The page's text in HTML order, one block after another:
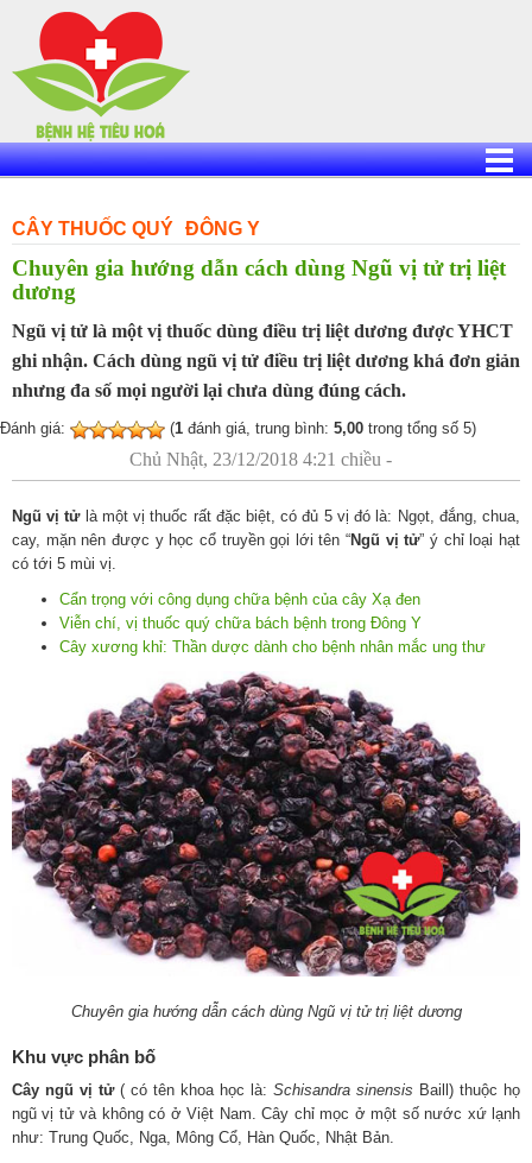
content
CÂY THUỐC QUÝ ĐÔNG Y
Chuyên gia hướng dẫn cách dùng Ngũ vị tử trị liệt
dương
Ngũ vị tử là một vị thuốc dùng điều trị liệt dương được YHCT
ghi nhận. Cách dùng ngũ vị tử điều trị liệt dương khá đơn giản
nhưng đa số mọi người lại chưa dùng đúng cách.
Đánh giá: (1 đánh giá, trung bình: 5,00 trong tổng số 5)
Chủ Nhật, 23/12/2018 4:21 chiều -
Ngũ vị tửlà một vị thuốc rất đặc biệt, có đủ 5 vị đó là: Ngọt, đắng, chua,
cay, mặn nên được y học cổ truyền gọi lới tên “Ngũ vị tử” ý chỉ loại hạt
có tới 5 mùi vị.
Cẩn trọng với công dụng chữa bệnh của cây Xạ đen
Viễn chí, vị thuốc quý chữa bách bệnh trong Đông Y
Cây xương khỉ: Thần dược dành cho bệnh nhân mắc ung thư
Chuyên gia hướng dẫn cách dùng Ngũ vị tử trị liệt dương
Khu vực phân bố
Cây ngũ vị tử( có tên khoa học là: Schisandra sinensis Baill) thuộc họ
ngũ vị tử và không có ở Việt Nam. Cây chỉ mọc ở một số nước xứ lạnh
như: Trung Quốc, Nga, Mông Cổ, Hàn Quốc, Nhật Bản.